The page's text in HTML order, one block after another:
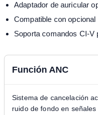
Adaptador de auricular
Compatible con
Soporta comandos CI-V
Función ANC
Sistema de cancelación
ruido de fondo en